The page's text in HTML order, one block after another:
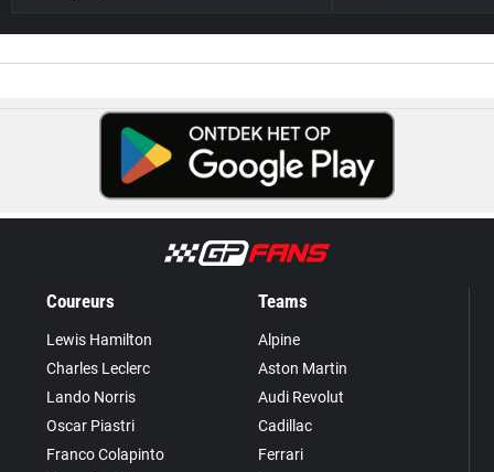
Coureurs
Lewis Hamilton
Charles Leclerc
Lando Norris
Oscar Piastri
Franco Colapinto
Teams
Alpine
Aston Martin
Audi Revolut
Cadillac
Ferrari